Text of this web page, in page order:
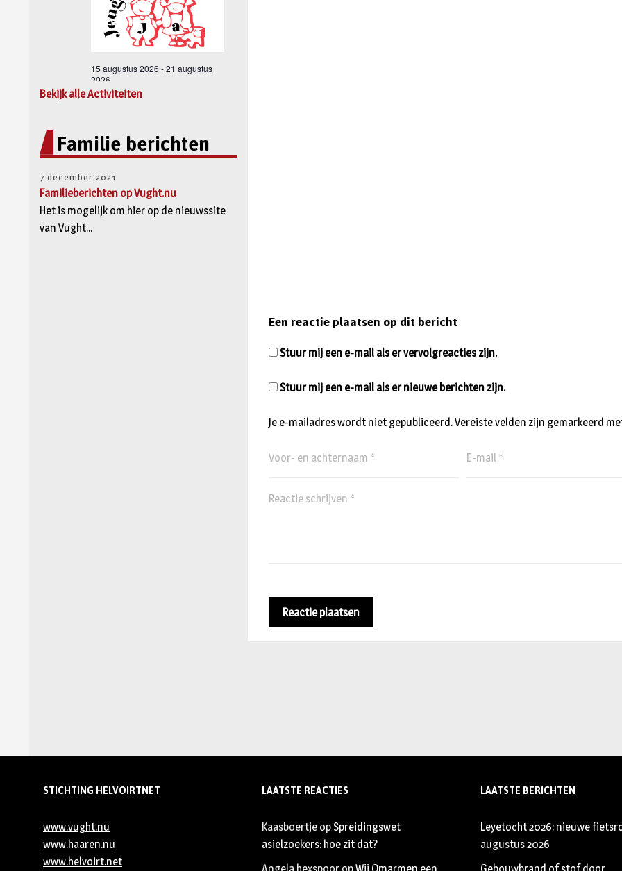
Bekijk alle Activiteiten
Familie berichten
7 december 2021
Familieberichten op Vught.nu
Het is mogelijk om hier op de nieuwssite
van Vught...
Een reactie plaatsen op dit bericht
Je e-mailadres wordt niet gepubliceerd.Vereiste velden zijn gemarkeerd
Stuur mij een e-mail als er vervolgreacties zijn.
Stuur mij een e-mail als er nieuwe berichten zijn.
STICHTING HELVOIRTNET
www.vught.nu
www.haaren.nu
www.helvoirt.net
LAATSTE REACTIES
Kaasboertje op Spreidingswet
asielzoekers: hoe zit dat?
LAATSTE BERICHTEN
Leyetocht 2026: nieuwe
augustus 2026